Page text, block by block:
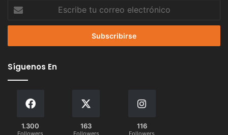
tu
correo
Síguenos En
1.300
Followers
163
Followers
116
Followers